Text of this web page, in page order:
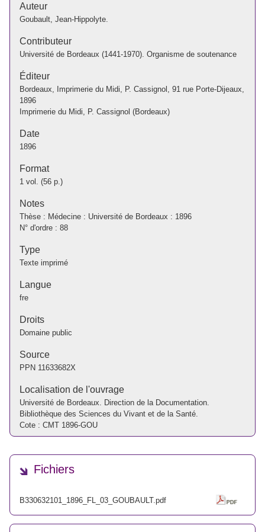
Auteur
Goubault, Jean-Hippolyte.
Contributeur
Université de Bordeaux (1441-1970). Organisme de soutenance
Éditeur
Bordeaux, Imprimerie du Midi, P. Cassignol, 91 rue Porte-Dijeaux,
1896
Imprimerie du Midi, P. Cassignol (Bordeaux)
Date
1896
Format
1 vol. (56 p.)
Notes
Thèse : Médecine : Université de Bordeaux : 1896
N° d'ordre : 88
Type
Texte imprimé
Langue
fre
Droits
Domaine public
Source
PPN 11633682X
Localisation de l'ouvrage
Université de Bordeaux. Direction de la Documentation.
Bibliothèque des Sciences du Vivant et de la Santé.
Cote : CMT 1896-GOU
Fichiers
B330632101_1896_FL_03_GOUBAULT.pdf